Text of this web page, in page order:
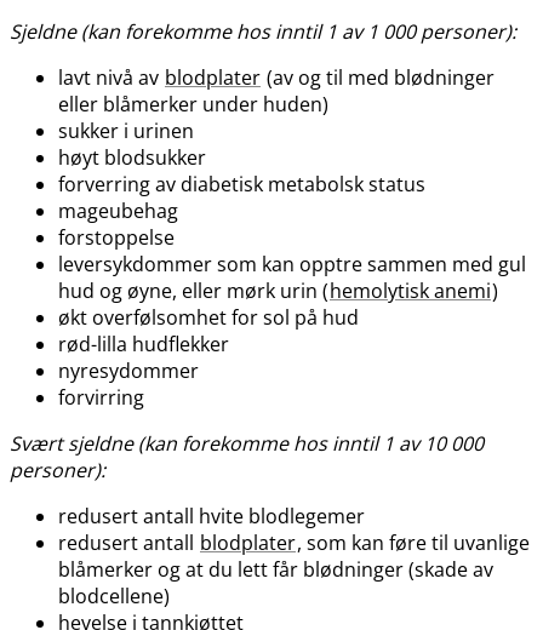
Sjeldne (kan forekomme hos inntil 1 av 1 000 personer):
lavt nivå av blodplater (av og til med blødninger
eller blåmerker under huden)
sukker i urinen
høyt blodsukker
forverring av diabetisk metabolsk status
mageubehag
forstoppelse
leversykdommer som kan opptre sammen med gul
hud og øyne, eller mørk urin (hemolytisk anemi)
økt overfølsomhet for sol på hud
rød-lilla hudflekker
nyresydommer
forvirring
Svært sjeldne (kan forekomme hos inntil 1 av 10 000
personer):
redusert antall hvite blodlegemer
redusert antall blodplater, som kan føre til uvanlige
blåmerker og at du lett får blødninger (skade av
blodcellene)
hevelse i tannkjøttet